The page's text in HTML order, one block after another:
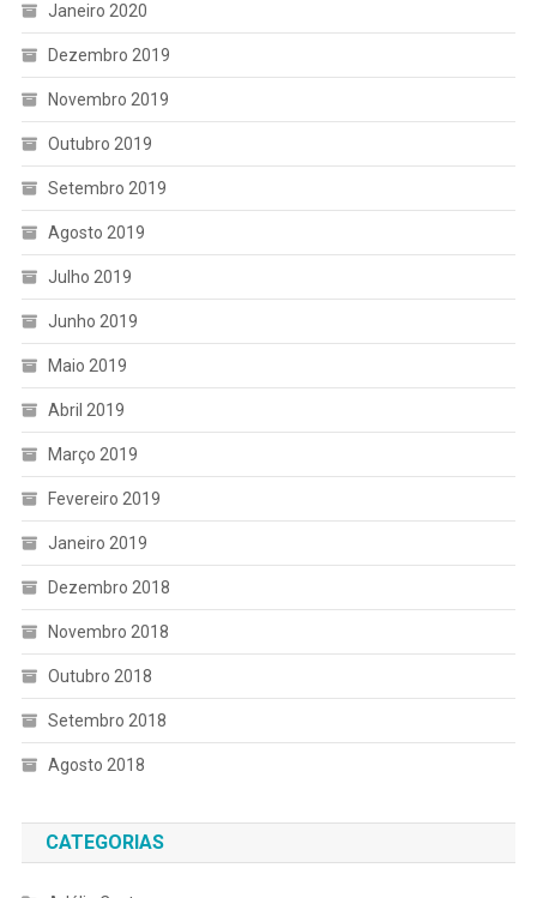
Janeiro 2020
Dezembro 2019
Novembro 2019
Outubro 2019
Setembro 2019
Agosto 2019
Julho 2019
Junho 2019
Maio 2019
Abril 2019
Março 2019
Fevereiro 2019
Janeiro 2019
Dezembro 2018
Novembro 2018
Outubro 2018
Setembro 2018
Agosto 2018
CATEGORIAS